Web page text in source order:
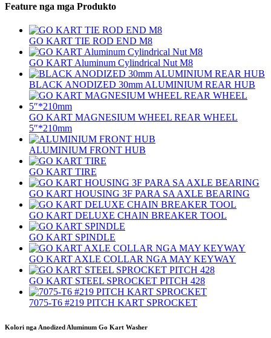
Feature nga mga Produkto
GO KART TIE ROD END M8
GO KART Aluminum Cylindrical Nut M8
BLACK ANODIZED 30mm ALUMINIUM REAR HUB
GO KART MAGNESIUM WHEEL REAR WHEEL
5″*210mm
ALUMINIUM FRONT HUB
GO KART TIRE
GO KART HOUSING 3F PARA SA AXLE BEARING
GO KART DELUXE CHAIN ​​BREAKER TOOL
GO KART SPINDLE
GO KART AXLE COLLAR NGA MAY KEYWAY
GO KART STEEL SPROCKET PITCH 428
7075-T6 #219 PITCH KART SPROCKET
Kolori nga Anodized Aluminum Go Kart Washer